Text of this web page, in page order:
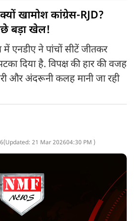
खामोश कांग्रेस-RJD?
बड़ा खेल!
में एनडीए ने पांचों सीटें जीतकर
दिया है. विपक्ष की हार की वजह
और अंदरूनी कलह मानी जा रही
(Updated: 21 Mar 202604:30 PM )